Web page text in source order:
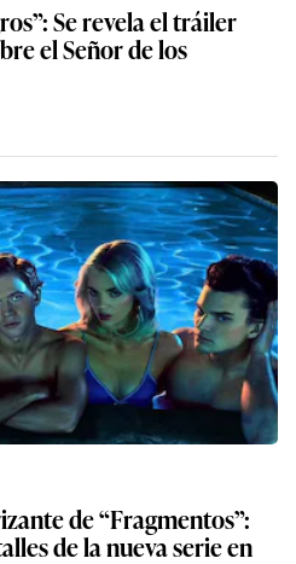
Se revela el tráiler
el Señor de los
de “Fragmentos”:
de la nueva serie en